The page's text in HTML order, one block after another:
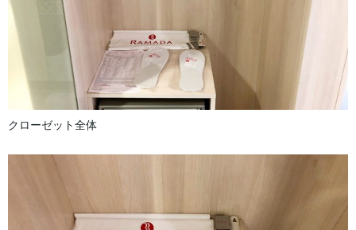
クローゼット全体